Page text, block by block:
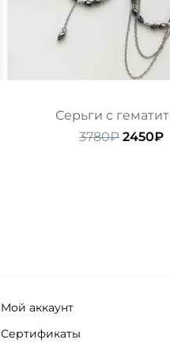
Серьги с
3780₽ 2450₽
Мой аккаунт
Сертификаты